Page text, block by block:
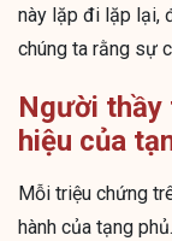
này lặp đi lặp lại,
chúng ta rằng sự
Người
hiệu của
Mỗi triệu chứng
hành của tạng